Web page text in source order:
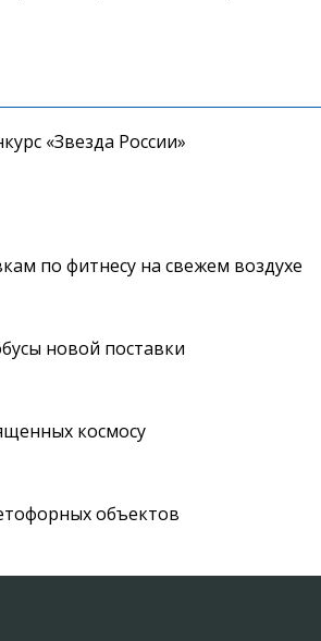
«Звезда России»
по фитнесу на свежем воздухе
новой поставки
космосу
объектов